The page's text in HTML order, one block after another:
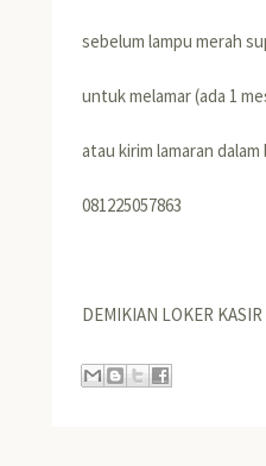
sebelum lampu merah
untuk melamar (ada 1
atau kirim lamaran
081225057863
DEMIKIAN LOKER